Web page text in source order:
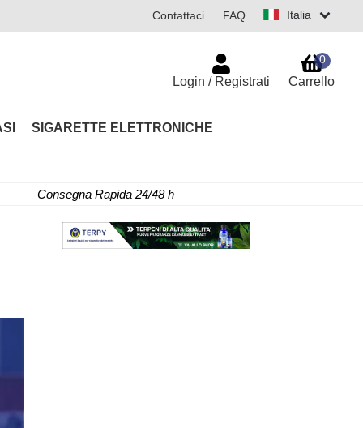
Italia
Contattaci FAQ
SIGARETTE ELETTRONICHE
Login / Registrati Carrello
0
Consegna Rapida 24/48 h